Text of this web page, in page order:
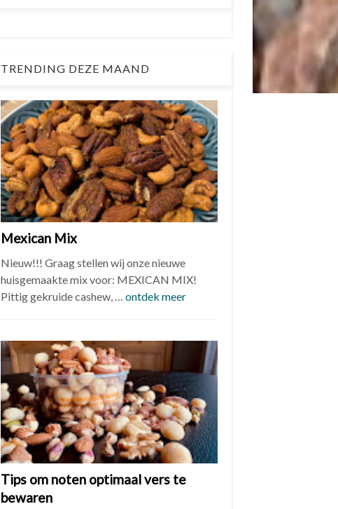
TRENDING DEZE MAAND
Mexican Mix
Nieuw!!! Graag stellen wij onze nieuwe
huisgemaakte mix voor: MEXICAN MIX!
Pittig gekruide cashew, … ontdek meer
Tips om noten optimaal vers te
bewaren